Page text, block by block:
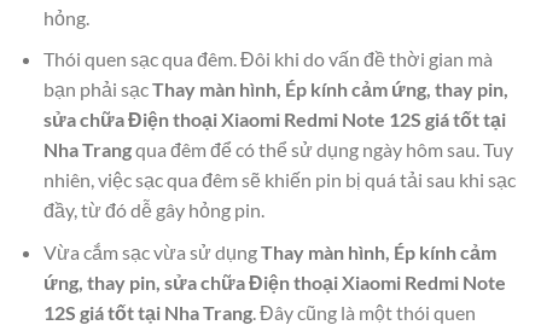
hỏng.
Thói quen sạc qua đêm. Đôi khi do vấn đề thời gian mà
bạn phải sạcThay màn hình, Ép kính cảm ứng, thay pin,
sửa chữa Điện thoại Xiaomi Redmi Note 12S giá tốt tại
Nha Trangqua đêm để có thể sử dụng ngày hôm sau. Tuy
nhiên, việc sạc qua đêm sẽ khiến pin bị quá tải sau khi sạc
đầy, từ đó dễ gây hỏng pin.
Vừa cắm sạc vừa sử dụngThay màn hình, Ép kính cảm
ứng, thay pin, sửa chữa Điện thoại Xiaomi Redmi Note
12S giá tốt tại Nha Trang. Đây cũng là một thói quen